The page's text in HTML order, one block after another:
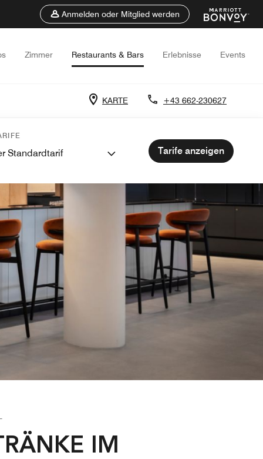
Anmelden oder Mitglied werden
Zimmer Restaurants & Bars Erlebnisse Events
KARTE +43 662-230627
Standardtarif Tarife anzeigen
IM T